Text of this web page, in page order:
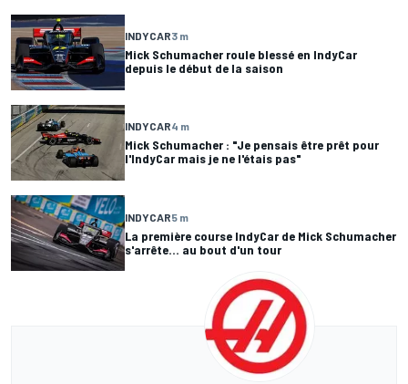
INDYCAR3 m
Mick Schumacher roule blessé en IndyCar
depuis le début de la saison
INDYCAR4 m
Mick Schumacher : "Je pensais être prêt pour
l'IndyCar mais je ne l'étais pas"
INDYCAR5 m
La première course IndyCar de Mick Schumacher
s'arrête... au bout d'un tour